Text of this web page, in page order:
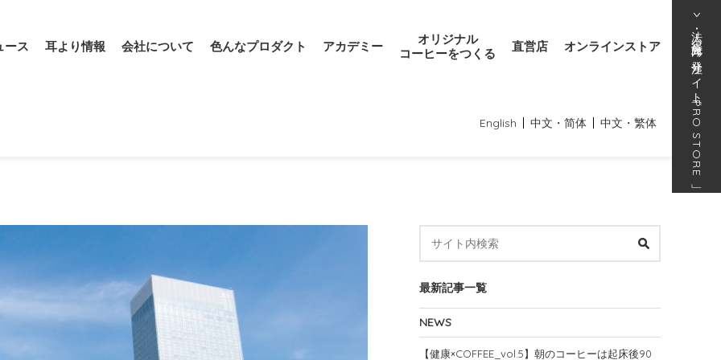
ース 耳より情報 会社について 色んなプロダクト アカデミー
オリジナル
コーヒーをつくる
直営店 オンラインストア
English 中文・简体 中文・繁体
法人･得意先向け発注サイト
PRO STORE
最新記事一覧
NEWS
【健康×COFFEE_vol.5】朝のコーヒーは起床後90